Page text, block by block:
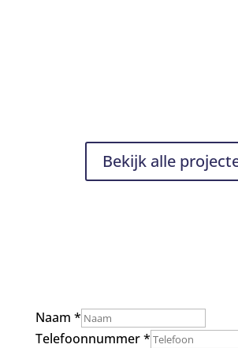
Bekijk alle
Naam *
Telefoonnummer*